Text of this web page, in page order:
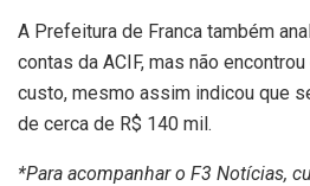
A Prefeitura de Franca também
contas da ACIF, mas não
custo, mesmo assim indicou que
de cerca de R$ 140 mil.
*Para acompanhar o F3 Notícias,